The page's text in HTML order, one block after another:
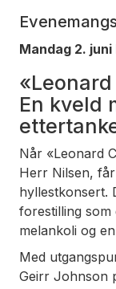
Mandag 2.
En kveld
Når «Leonard
Herr Nilsen,
hyllestkonsert.
forestilling som
melankoli og
Med
Geirr Johnson